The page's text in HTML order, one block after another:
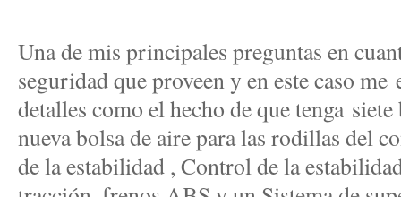
Una de mis principales preguntas en
seguridad que proveen y en este caso
detalles como el hecho de que tenga
nueva bolsa de aire para las rodillas del
de la estabilidad , Control de la